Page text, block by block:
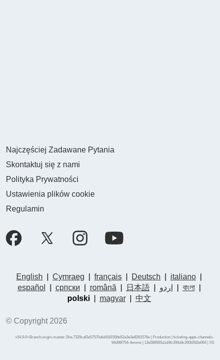
Najczęściej Zadawane Pytania
Skontaktuj się z nami
Polityka Prywatności
Ustawienia plików cookie
Regulamin
English Cymraeg français Deutsch italiano
español
српски română 日本語| اردو বাংলা|
polski| magyar| 中文
© Copyright 2026
v54.9.0+Branch.origin-master.Sha.7329caf2e57570afa918150bb52a3e3e8261576e | Production | ticketing-apps-channels-
94d96f754-4wwns | 13e589565a1d4fc399a9c260b592e064 | XS